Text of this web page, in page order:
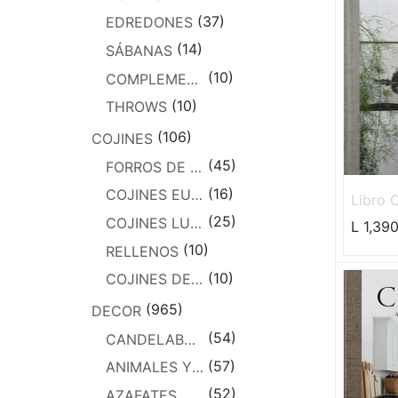
EDREDONES (37)
SÁBANAS (14)
COMPLEMENTOS
(10)
THROWS (10)
COJINES (106)
FORROS DE COJINES (45)
COJINES EUROS (16)
COJINES LUMBARES (25)
RELLENOS (10)
COJINES DE LUJO (10)
DECOR (965)
CANDELABROS Y LINTERNAS
(54)
ANIMALES Y FIGURAS (57)
(52)
Libro
for an
L